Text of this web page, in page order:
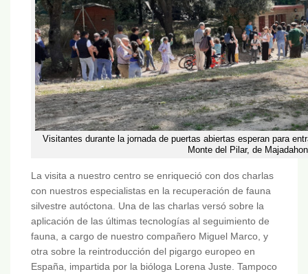
Visitantes durante la jornada de puertas abiertas esperan para
Monte del Pilar, de
La visita a nuestro centro se enriqueció con dos charlas
con nuestros especialistas en la recuperación de fauna
silvestre autóctona. Una de las charlas versó sobre la
aplicación de las últimas tecnologías al seguimiento de
fauna, a cargo de nuestro compañero Miguel Marco, y
otra sobre la reintroducción del pigargo europeo en
España, impartida por la bióloga Lorena Juste. Tampoco